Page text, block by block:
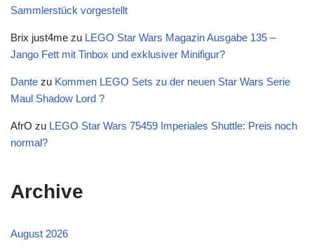
Sammlerstück vorgestellt
Brix just4me zu LEGO Star Wars Magazin Ausgabe 135 –
Jango Fett mit Tinbox und exklusiver Minifigur?
Dante zu Kommen LEGO Sets zu der neuen Star Wars Serie
Maul Shadow Lord ?
AfrO zu LEGO Star Wars 75459 Imperiales Shuttle: Preis noch
normal?
Archive
August 2026